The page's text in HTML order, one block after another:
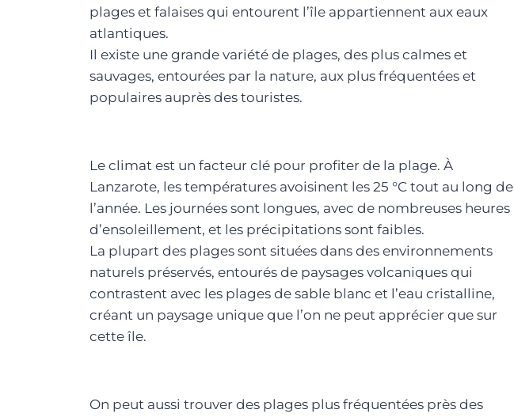
plages et falaises qui entourent l’île appartiennent aux eaux
atlantiques.
Il existe une grande variété de plages, des plus calmes et
sauvages, entourées par la nature, aux plus fréquentées et
populaires auprès des touristes.
Le climat est un facteur clé pour profiter de la plage. À
Lanzarote, les températures avoisinent les 25 °C tout au long de
l’année. Les journées sont longues, avec de nombreuses heures
d’ensoleillement, et les précipitations sont faibles.
La plupart des plages sont situées dans des environnements
naturels préservés, entourés de paysages volcaniques qui
contrastent avec les plages de sable blanc et l’eau cristalline,
créant un paysage unique que l’on ne peut apprécier que sur
cette île.
On peut aussi trouver des plages plus fréquentées près des